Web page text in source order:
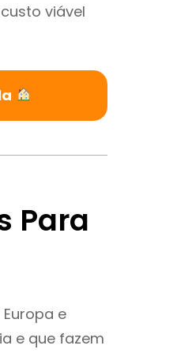
viável
Para
e
e que fazem